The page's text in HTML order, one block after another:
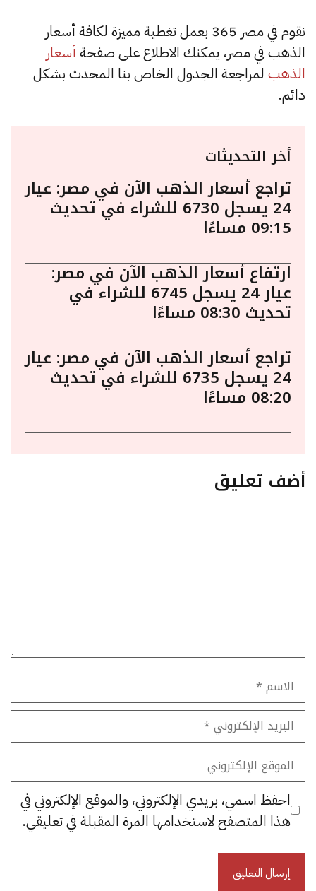
نقوم في مصر 365 بعمل تغطية مميزة لكافة أسعار
الذهب في مصر، يمكنك الاطلاع على صفحة أسعار
الذهب لمراجعة الجدول الخاص بنا المحدث بشكل
دائم.
أخر التحديثات
تراجع أسعار الذهب الآن في مصر: عيار
24 يسجل 6730 للشراء في تحديث
09:15 مساءًا
ارتفاع أسعار الذهب الآن في مصر:
عيار 24 يسجل 6745 للشراء في
تحديث 08:30 مساءًا
تراجع أسعار الذهب الآن في مصر: عيار
24 يسجل 6735 للشراء في تحديث
08:20 مساءًا
أضف تعليق
الاسم
البريد
الإلكتروني
الموقع
الإلكتروني
احفظ اسمي، بريدي الإلكتروني، والموقع الإلكتروني في
هذا المتصفح لاستخدامها المرة المقبلة في تعليقي.